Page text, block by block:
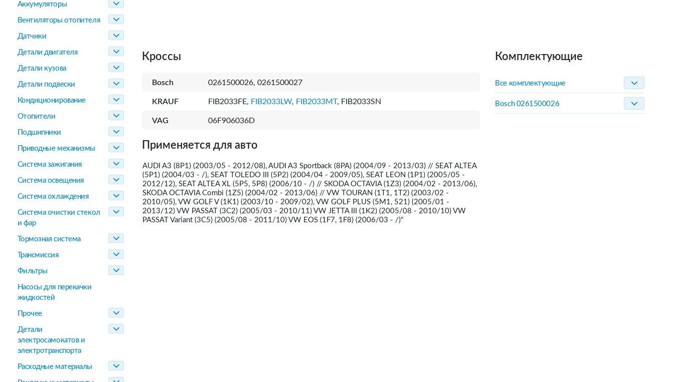
Аккумуляторы
Вентиляторы отопителя
Датчики
Детали двигателя
Детали кузова
Детали подвески
Кондиционирование
Отопители
Подшипники
Приводные механизмы
Система зажигания
Система освещения
Система охлаждения
Система очистки стекол
и фар
Тормозная система
Трансмиссия
Фильтры
Насосы для перекачки
жидкостей
Прочее
Детали
электросамокатов и
электротранспорта
Расходные материалы
Кроссы
Bosch 0261500026, 0261500027
KRAUF FIB2033FE, FIB2033LW, FIB2033MT, FIB2033SN
VAG 06F906036D
Применяется для авто
AUDI A3 (8P1) (2003/05 - 2012/08), AUDI A3 Sportback (8PA) (2004/09 - 2013/03) // SEAT ALTEA
(5P1) (2004/03 - /), SEAT TOLEDO III (5P2) (2004/04 - 2009/05), SEAT LEON (1P1) (2005/05 -
2012/12), SEAT ALTEA XL (5P5, 5P8) (2006/10 - /) // SKODA OCTAVIA (1Z3) (2004/02 - 2013/06),
SKODA OCTAVIA Combi (1Z5) (2004/02 - 2013/06) // VW TOURAN (1T1, 1T2) (2003/02 -
2010/05), VW GOLF V (1K1) (2003/10 - 2009/02), VW GOLF PLUS (5M1, 521) (2005/01 -
2013/12) VW PASSAT (3C2) (2005/03 - 2010/11) VW JETTA III (1K2) (2005/08 - 2010/10) VW
PASSAT Variant (3C5) (2005/08 - 2011/10) VW EOS (1F7, 1F8) (2006/03 - /)"
Комплектующие
Все комплектующие
Bosch 0261500026